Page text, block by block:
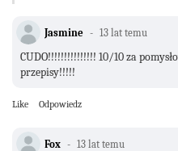
Jasmine 13 lat temu
CUDO!!!!!!!!!!!!!!! 10/10 za
przepisy!!!!!
Like Odpowiedz
Fox 13 lat temu